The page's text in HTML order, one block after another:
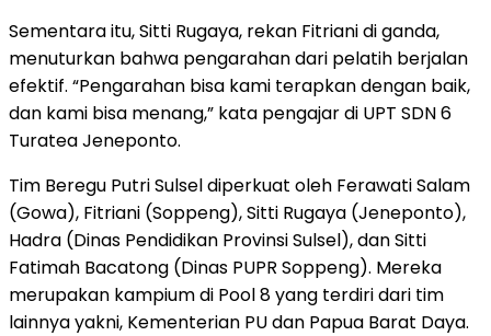
Sementara itu, Sitti Rugaya, rekan Fitriani di ganda,
menuturkan bahwa pengarahan dari pelatih berjalan
efektif. “Pengarahan bisa kami terapkan dengan baik,
dan kami bisa menang,” kata pengajar di UPT SDN 6
Turatea Jeneponto.
Tim Beregu Putri Sulsel diperkuat oleh Ferawati Salam
(Gowa), Fitriani (Soppeng), Sitti Rugaya (Jeneponto),
Hadra (Dinas Pendidikan Provinsi Sulsel), dan Sitti
Fatimah Bacatong (Dinas PUPR Soppeng). Mereka
merupakan kampium di Pool 8 yang terdiri dari tim
lainnya yakni, Kementerian PU dan Papua Barat Daya.